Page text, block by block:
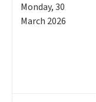
Monday,30
March 2026